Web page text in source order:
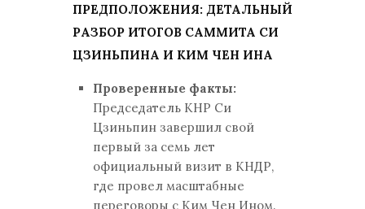
ПРЕДПОЛОЖЕНИЯ: ДЕТАЛЬНЫЙ
РАЗБОР ИТОГОВ САММИТА СИ
ЦЗИНЬПИНА И КИМ ЧЕН ИНА
Проверенные факты:
Председатель КНР Си
Цзиньпин завершил свой
первый за семь лет
официальный визит в КНДР,
где провел масштабные
переговоры с Ким Чен Ином.